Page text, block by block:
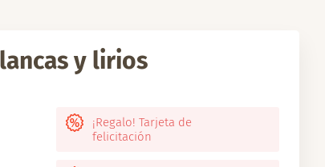
y lirios
¡Regalo! Tarjeta de
felicitación